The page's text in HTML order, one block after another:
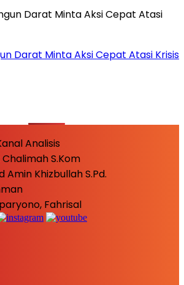
Darat Minta Aksi Cepat Atasi Krisis
Analisis
S.Kom
Khizbullah S.Pd.
Fahrisal